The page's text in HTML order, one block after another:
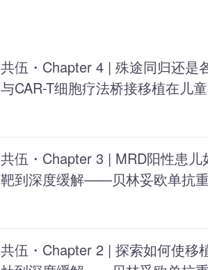
共伍・Chapter 4 | 殊途同归还是
与CAR-T细胞疗法桥接移植在儿
共伍・Chapter 3 | MRD阳性患
靶到深度缓解——贝林妥欧单抗
共伍・Chapter 2 | 探索如何使移